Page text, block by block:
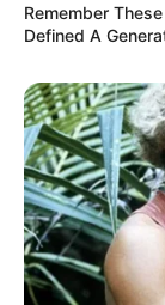
Remember
Defined A